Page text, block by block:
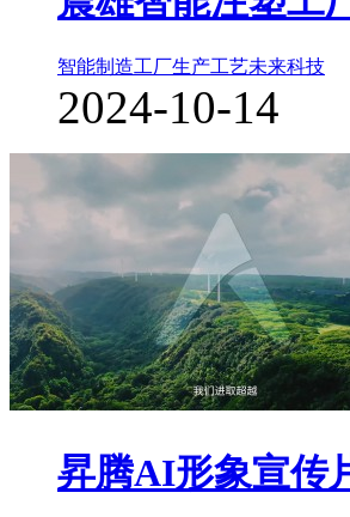
智能制造工厂生产工艺未来科技
2024-10-14
昇腾AI形象宣传